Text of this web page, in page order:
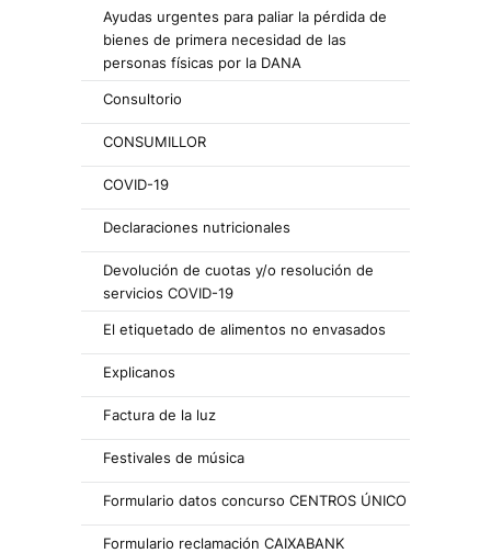
Ayudas urgentes para paliar la pérdida de
bienes de primera necesidad de las
personas físicas por la DANA
Consultorio
CONSUMILLOR
COVID-19
Declaraciones nutricionales
Devolución de cuotas y/o resolución de
servicios COVID-19
El etiquetado de alimentos no envasados
Explicanos
Factura de la luz
Festivales de música
Formulario datos concurso CENTROS ÚNICO
Formulario reclamación CAIXABANK